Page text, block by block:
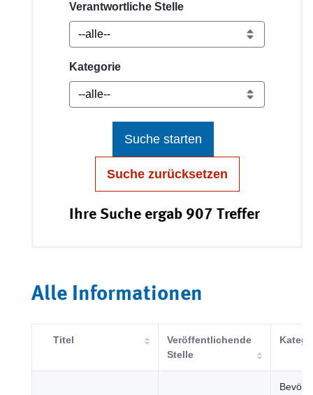
Verantwortliche Stelle
Kategorie
Suche starten
Suche zurücksetzen
Ihre Suche ergab 907 Treffer
Alle Informationen
Titel
Veröffentlichende
Stelle